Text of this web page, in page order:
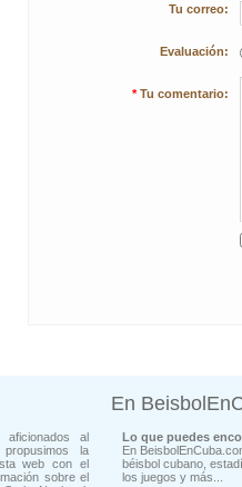
Tu correo:
Evaluación:
* Tu comentario:
al
la
web con el
sobre el
En
Lo que puedes
En
béisbol cubano,
los juegos y más...